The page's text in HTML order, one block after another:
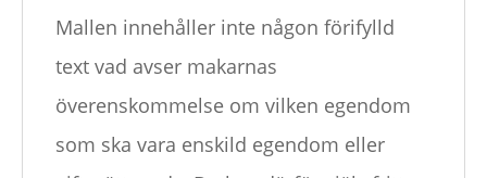
Mallen innehåller inte någon förifylld
text vad avser makarnas
överenskommelse om vilken egendom
som ska vara enskild egendom eller